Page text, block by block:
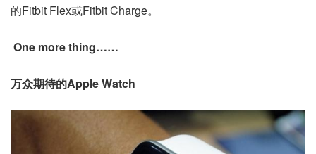
的Fitbit Flex或Fitbit Charge。
One more thing……
万众期待的Apple Watch